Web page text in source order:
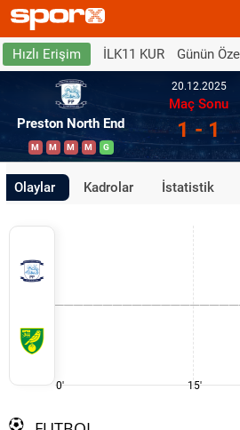
Hızlı Erişim İLK11 KUR Günün
Preston North End
M M M M G
20.12.2025
Maç Sonu
1 - 1
Olaylar Kadrolar İstatistik
0' 15'